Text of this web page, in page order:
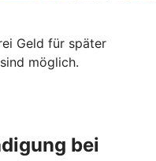
Geld für später
möglich.
bei